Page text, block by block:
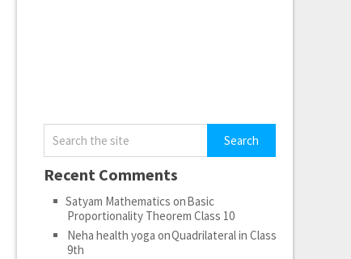
Recent Comments
Satyam Mathematics onBasic
Proportionality Theorem Class 10
Neha health yoga onQuadrilateral in Class
9th